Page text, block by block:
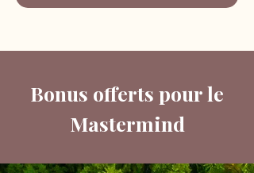
Bonus offerts pour le
Mastermind